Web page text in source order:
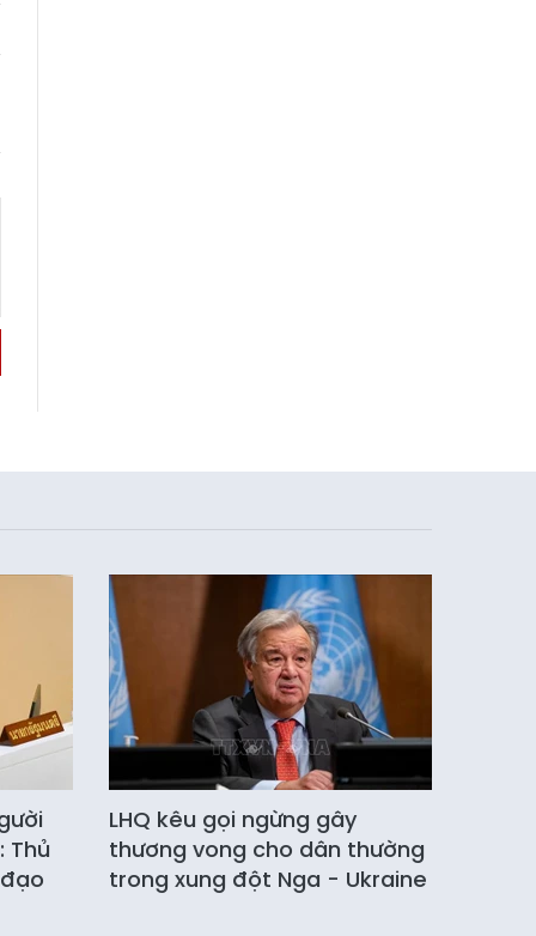
Thủ
LHQ kêu gọi ngừng gây
thương vong cho dân thường
trong xung đột Nga - Ukraine